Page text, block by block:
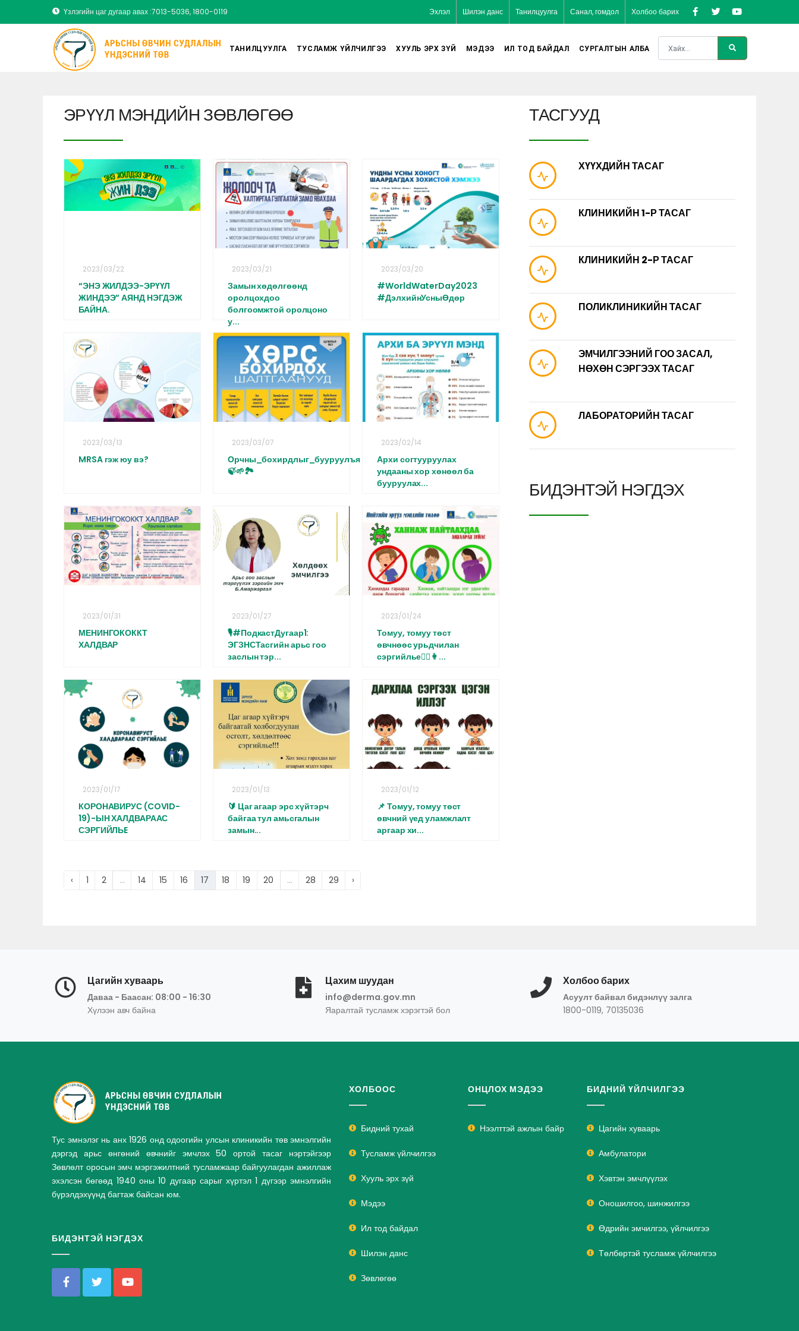
Үзлэгийн цаг дугаар авах :7013-5036, 1800-0119 Эхлэл Шилэн данс Танилцуулга Санал, гомдол Холбоо барих
ТАНИЛЦУУЛГА ТУСЛАМЖ ҮЙЛЧИЛГЭЭ ХУУЛЬ ЭРХ ЗҮЙ МЭДЭЭ ИЛ ТОД БАЙДАЛ СУРГАЛТЫН АЛБА
ЭРҮҮЛ МЭНДИЙН ЗӨВЛӨГӨӨ
2023/03/22
“ЭНЭ ЖИЛДЭЭ-ЭРҮҮЛ
ЖИНДЭЭ” АЯНД НЭГДЭЖ
БАЙНА.
2023/03/21
Замын хөдөлгөөнд
оролцохдоо
болгоомжтой оролцоно
у...
2023/03/20
#WorldWaterDay2023
#ДэлхийнУсныӨдөр
2023/03/13
MRSA гэж юу вэ?
2023/03/07
Орчны_бохирдлыг_бууруулъя
🍃🌱🏞
2023/02/14
Архи согтууруулах
ундааны хор хөнөөл ба
бууруулах...
2023/01/31
МЕНИНГОКОККТ
ХАЛДВАР
2023/01/27
🎙#ПодкастДугаар1:
ЭГЗНСТасгийн арьс гоо
заслын тэр...
2023/01/24
Томуу, томуу төст
өвчнөөс урьдчилан
сэргийлье🧑‍⚕️👩...
2023/01/17
КОРОНАВИРУС (COVID-
19)-ЫН ХАЛДВАРААС
СЭРГИЙЛЬE
2023/01/13
🔰 Цаг агаар эрс хүйтэрч
байгаа тул амьсгалын
замын...
2023/01/12
📌 Томуу, томуу төст
өвчний үед уламжлалт
аргаар хи...
‹ 1 2 ... 14 15 16 17 18 19 20 ... 28 29 ›
ТАСГУУД
ХҮҮХДИЙН ТАСАГ
КЛИНИКИЙН 1-Р ТАСАГ
КЛИНИКИЙН 2-Р ТАСАГ
ПОЛИКЛИНИКИЙН ТАСАГ
ЭМЧИЛГЭЭНИЙ ГОО ЗАСАЛ,
НӨХӨН СЭРГЭЭХ ТАСАГ
ЛАБОРАТОРИЙН ТАСАГ
БИДЭНТЭЙ НЭГДЭХ
Цагийн хуваарь
Даваа - Баасан: 08:00 - 16:30
Хүлээн авч байна
Цахим шуудан
info@derma.gov.mn
Яаралтай тусламж хэрэгтэй бол
Холбоо барих
Асуулт байвал бидэнлүү залга
1800-0119, 70135036
Тус эмнэлэг нь анх 1926 онд одоогийн улсын клиникийн төв эмнэлгийн
дэргэд арьс өнгөний өвчнийг эмчлэх 50 ортой тасаг нэртэйгээр
Зөвлөлт оросын эмч мэргэжилтний тусламжаар байгуулагдан ажиллаж
эхэлсэн бөгөөд 1940 оны 10 дугаар сарыг хүртэл 1 дүгээр эмнэлгийн
бүрэлдэхүүнд багтаж байсан юм.
БИДЭНТЭЙ НЭГДЭХ
ХОЛБООС
Бидний тухай
Тусламж үйлчилгээ
Хууль эрх зүй
Мэдээ
Ил тод байдал
Шилэн данс
Зөвлөгөө
ОНЦЛОХ МЭДЭЭ
Нээлттэй ажлын байр
БИДНИЙ ҮЙЛЧИЛГЭЭ
Цагийн хуваарь
Амбулатори
Хэвтэн эмчлүүлэх
Оношилгоо, шинжилгээ
Өдрийн эмчилгээ, үйлчилгээ
Төлбөртэй тусламж үйлчилгээ